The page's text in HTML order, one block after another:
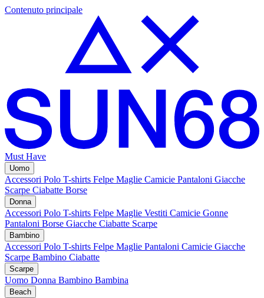
Contenuto principale
Must Have
Uomo
Accessori Polo T-shirts Felpe Maglie Camicie Pantaloni Giacche
Scarpe Ciabatte Borse
Donna
Accessori Polo T-shirts Felpe Maglie Vestiti Camicie Gonne
Pantaloni Borse Giacche Ciabatte Scarpe
Bambino
Accessori Polo T-shirts Felpe Maglie Pantaloni Camicie Giacche
Scarpe Bambino Ciabatte
Scarpe
Uomo Donna Bambino Bambina
Beach